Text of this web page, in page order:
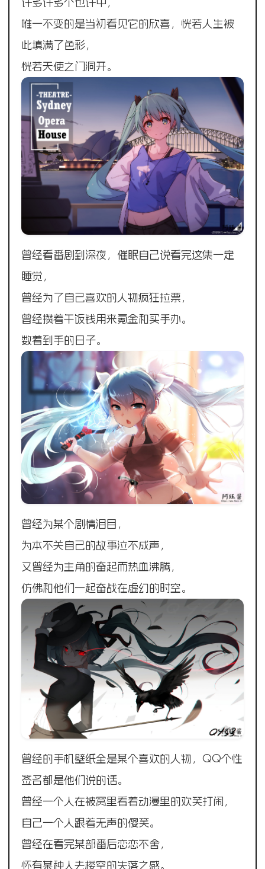
许多许多个也许中，
唯一不变的是当初看见它的欣喜，恍若人生被
此填满了色彩，
恍若天使之门洞开。
曾经看番剧到深夜，催眠自己说看完这集一定
睡觉，
曾经为了自己喜欢的人物疯狂拉票，
曾经攒着午饭钱用来氪金和买手办。
数着到手的日子。
曾经为某个剧情泪目，
为本不关自己的故事泣不成声，
又曾经为主角的奋起而热血沸腾，
仿佛和他们一起奋战在虚幻的时空。
曾经的手机壁纸全是某个喜欢的人物，QQ个性
签名都是他们说的话。
曾经一个人在被窝里看着动漫里的欢笑打闹，
自己一个人跟着无声的傻笑。
曾经在看完某部番后恋恋不舍，
怀有某种人去楼空的失落之感。